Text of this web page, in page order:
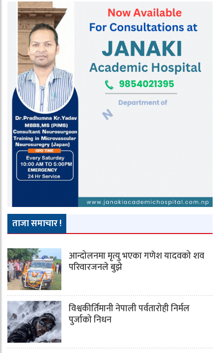
ताजा समाचार !
आन्दोलनमा मृत्यु भएका गणेश यादवको शव
परिवारजनले बुझे
विश्वकीर्तिमानी नेपाली पर्वतारोही निर्मल
पुर्जाको निधन